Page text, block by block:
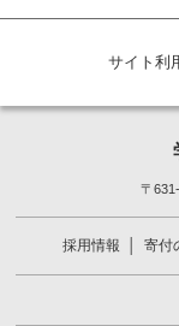
サイト利
〒
採用情報 寄付